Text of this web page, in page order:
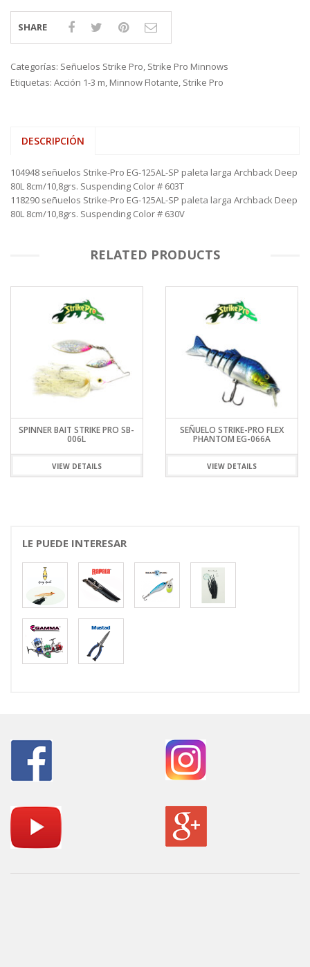
SHARE
Categorías: Señuelos Strike Pro, Strike Pro Minnows
Etiquetas: Acción 1-3 m, Minnow Flotante, Strike Pro
DESCRIPCIÓN
104948 señuelos Strike-Pro EG-125AL-SP paleta larga Archback Deep
80L 8cm/10,8grs. Suspending Color # 603T
118290 señuelos Strike-Pro EG-125AL-SP paleta larga Archback Deep
80L 8cm/10,8grs. Suspending Color # 630V
RELATED PRODUCTS
SPINNER BAIT STRIKE PRO SB-
006L
VIEW DETAILS
SEÑUELO STRIKE-PRO FLEX
PHANTOM EG-066A
VIEW DETAILS
LE PUEDE INTERESAR